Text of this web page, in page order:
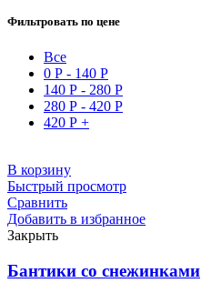
Фильтровать по цене
Все
0 Р - 140 Р
140 Р - 280 Р
280 Р - 420 Р
420 Р +
В корзину
Быстрый просмотр
Сравнить
Добавить в избранное
Закрыть
Бантики со снежинками